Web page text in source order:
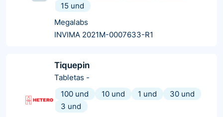
15 und
Megalabs
INVIMA 2021M-0007633-R1
Tiquepin
Tabletas -
100 und
10 und 1 und
30 und
3 und